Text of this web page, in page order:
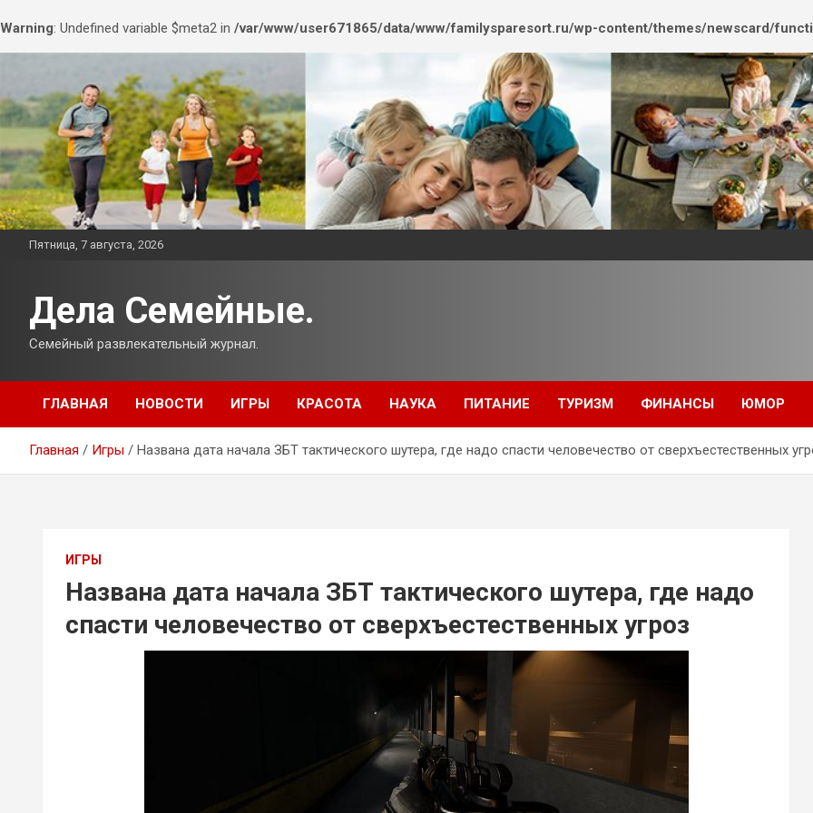
Warning: Undefined variable $meta2 in /var/www/user671865/data/www/familysparesort.ru/wp-content/themes/newscard/
содержимому
Пятница, 7 августа, 2026
Дела Семейные.
Семейный развлекательный журнал.
ГЛАВНАЯ НОВОСТИ ИГРЫ КРАСОТА НАУКА ПИТАНИЕ ТУРИЗМ ФИНАНСЫ ЮМОР
Главная Игры Названа дата начала ЗБТ тактического шутера, где надо спасти человечество от сверхъестественных
ИГРЫ
Названа дата начала ЗБТ тактического шутера, где надо
спасти человечество от сверхъестественных угроз